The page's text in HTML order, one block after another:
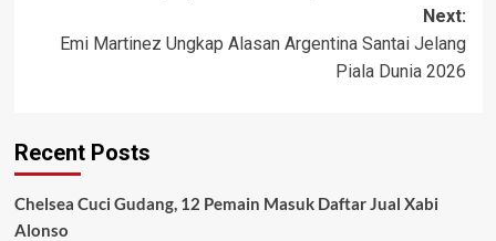
Next:
Emi Martinez Ungkap Alasan Argentina Santai Jelang
Piala Dunia 2026
Recent Posts
Chelsea Cuci Gudang, 12 Pemain Masuk Daftar Jual Xabi
Alonso